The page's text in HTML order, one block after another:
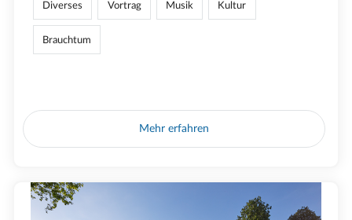
Diverses Vortrag Musik Kultur
Brauchtum
Mehr erfahren